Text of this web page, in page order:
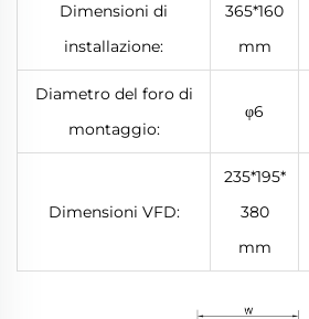
Dimensioni di
installazione:
365*160
mm
Diametro del foro di
montaggio:
φ6
Dimensioni VFD:
235*195*
380
mm